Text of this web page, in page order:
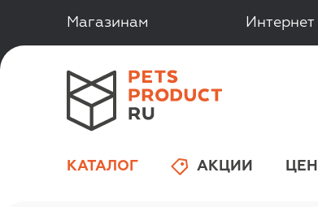
Магазинам
КАТАЛОГ АКЦИИ